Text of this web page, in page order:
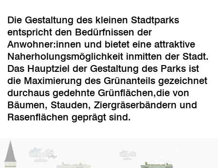
Die Gestaltung des kleinen Stadtparks
entspricht den Bedürfnissen der
Anwohner:innen und bietet eine attraktive
Naherholungsmöglichkeit inmitten der Stadt.
Das Hauptziel der Gestaltung des Parks ist
die Maximierung des Grünanteils gezeichnet
durchaus gedehnte Grünflächen,die von
Bäumen, Stauden, Ziergräserbändern und
Rasenflächen geprägt sind.